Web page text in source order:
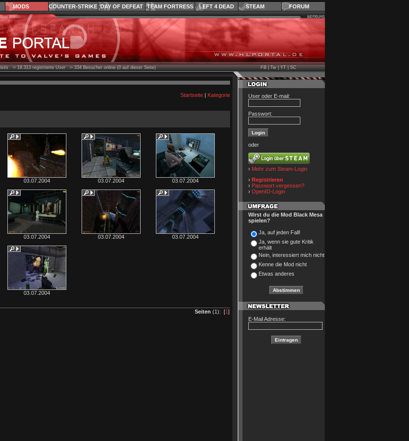
MODS COUNTER-STRIKE DAY OF DEFEAT TEAM FORTRESS LEFT 4 DEAD STEAM FORUM
››18.313registrierte User ››334Besucher online (0 auf dieser Seite)
Startseite| Kategorie
03.07.2004 03.07.2004 03.07.2004
03.07.2004 03.07.2004 03.07.2004
03.07.2004
Seiten (1): [1]
FB|Tw|YT|SC
User oder E-mail:
Passwort:
oder
› Mehr zum Steam-Login
› Registrieren
› Passwort vergessen?
› OpenID-Login
Wirst du die Mod Black Mesa
spielen?
Ja, auf jeden Fall!
Ja, wenn sie gute Kritik
erhält
Nein, interessiert mich nicht
Kenne die Mod nicht
Etwas anderes
E-Mail Adresse: